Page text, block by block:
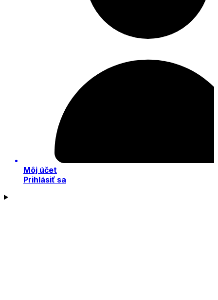
Môj účet
Prihlásiť sa